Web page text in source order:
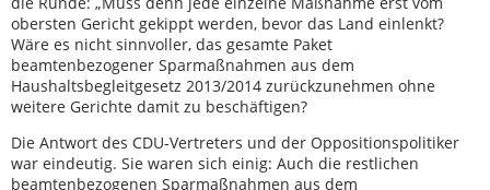
obersten Gericht gekippt werden, bevor das Land einlenkt?
Wäre es nicht sinnvoller, das gesamte Paket
beamtenbezogener Sparmaßnahmen aus dem
Haushaltsbegleitgesetz 2013/2014 zurückzunehmen ohne
weitere Gerichte damit zu beschäftigen?
Die Antwort des CDU-Vertreters und der Oppositionspolitiker
war eindeutig. Sie waren sich einig: Auch die restlichen
beamtenbezogenen Sparmaßnahmen aus dem